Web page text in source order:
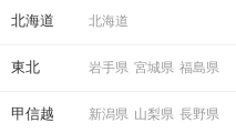
北海道 北海道
東北 岩手県 宮城県 福島県
甲信越 新潟県 山梨県 長野県